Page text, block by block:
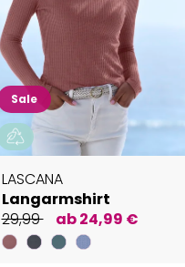
Sale
LASCANA
Langarmshirt
29,99
ab 24,99 €